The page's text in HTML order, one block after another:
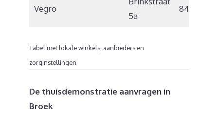
Vegro
5a
8431 LC
Tabel met lokale winkels, aanbieders en
zorginstellingen
De thuisdemonstratie aanvragen in
Broek